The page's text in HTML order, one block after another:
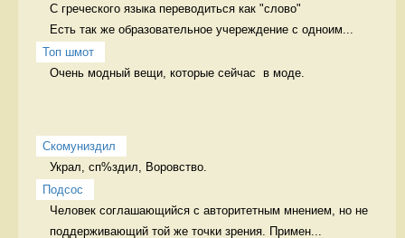
С греческого языка переводиться как "слово"
Есть так же образовательное учереждение с одноим...
Топ шмот
Очень модный вещи, которые сейчас  в моде.
Скомуниздил
Украл, сп%здил, Воровство.
Подсос
Человек соглашающийся с авторитетным мнением, но не
поддерживающий той же точки зрения. Примен...